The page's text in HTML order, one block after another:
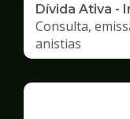
Dívida Ativa -
Consulta,
anistias